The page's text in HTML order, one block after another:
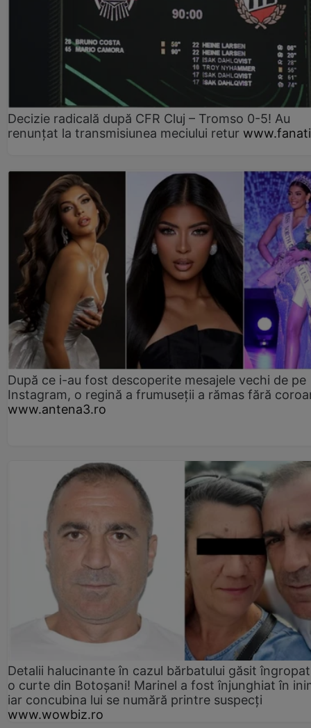
Decizie radicală după CFR Cluj – Tromso 0-5! Au
renunțat la transmisiunea meciului retur
După ce i-au fost descoperite mesajele vechi de pe
Instagram, o regină a frumuseții a rămas fără
www.antena3.ro
Detalii halucinante în cazul bărbatului găsit
o curte din Botoșani! Marinel a fost înjunghiat în
iar concubina lui se numără printre suspecți
www.wowbiz.ro